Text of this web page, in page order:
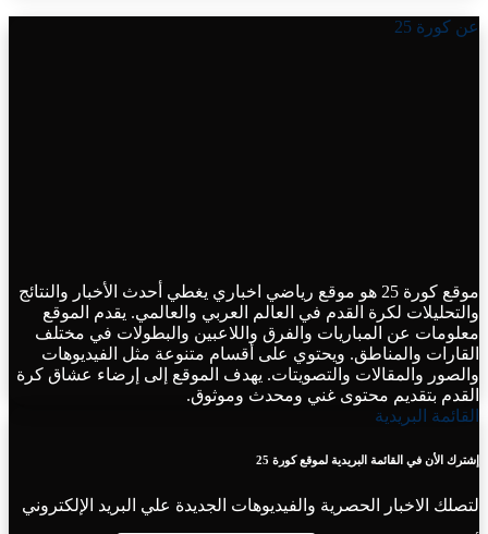
عن كورة 25
موقع كورة 25 هو موقع رياضي اخباري يغطي أحدث الأخبار والنتائج
والتحليلات لكرة القدم في العالم العربي والعالمي. يقدم الموقع
معلومات عن المباريات والفرق واللاعبين والبطولات في مختلف
القارات والمناطق. ويحتوي على أقسام متنوعة مثل الفيديوهات
والصور والمقالات والتصويتات. يهدف الموقع إلى إرضاء عشاق كرة
القدم بتقديم محتوى غني ومحدث وموثوق.
القائمة البريدية
إشترك الأن في القائمة البريدية لموقع كورة 25
لتصلك الاخبار الحصرية والفيديوهات الجديدة علي البريد الإلكتروني